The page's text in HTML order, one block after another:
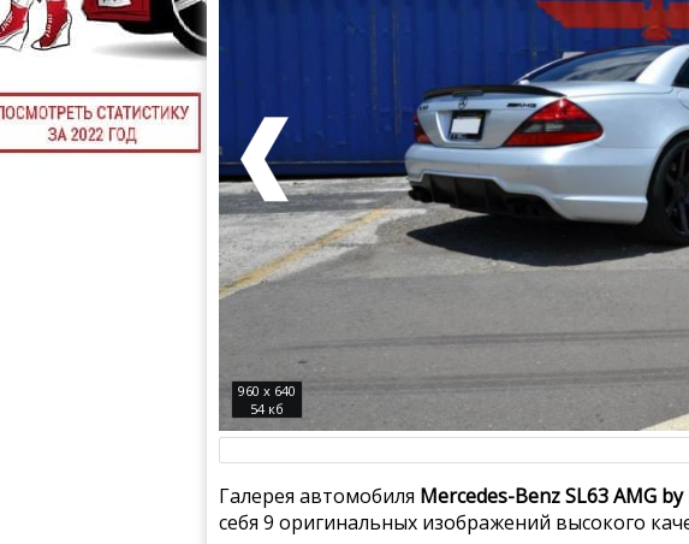
960 x 640
54 кб
Галерея автомобиля Mercedes-Benz SL63 AMG
себя 9 оригинальных изображений высокого